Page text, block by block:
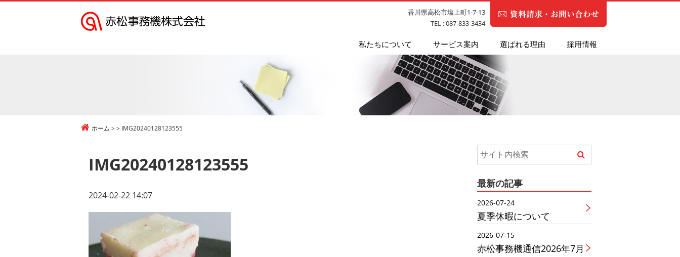
会
私たちについて サービス案内 選ばれる理由 採用情報
香川県高松市塩上町1-7-13
TEL : 087-833-3434
ホーム IMG20240128123555
IMG20240128123555
2024-02-22 14:07
最新の記事
2026-07-24
夏季休暇について
2026-07-15
赤松事務機通信2026年7月